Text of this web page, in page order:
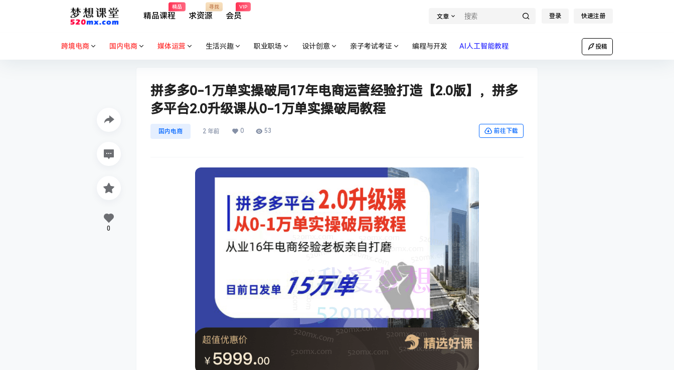
精品课程
精品
求资源
寻找
会员
VIP
文章 登录 快速注册
跨境电商 国内电商 媒体运营 生活兴趣 职业职场 设计创意 亲子考试考证 编程与开发 AI人工智能教程 投稿
拼多多0-1万单实操破局17年电商运营经验打造【2.0版】，拼多
多平台2.0升级课从0-1万单实操破局教程
国内电商 2 年前 0 53 前往下载
0